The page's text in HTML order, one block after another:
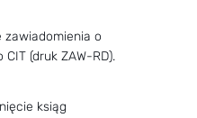
zawiadomienia o
(druk ZAW-RD).
ksiąg